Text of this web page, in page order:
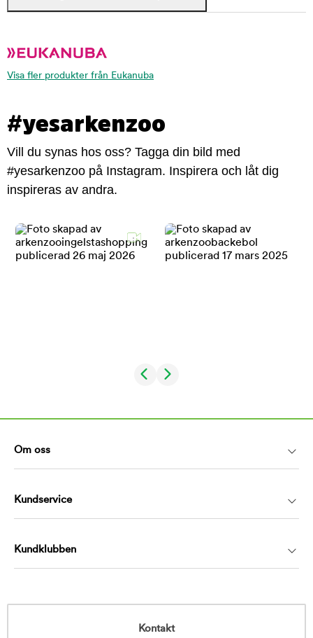
Visa fler produkter från Eukanuba
#yesarkenzoo
Vill du synas hos oss? Tagga din bild med
#yesarkenzoo på Instagram. Inspirera och låt dig
inspireras av andra.
Om oss
Kundservice
Kundklubben
Kontakt